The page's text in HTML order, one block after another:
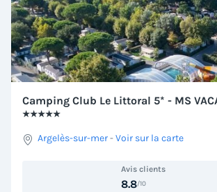
Camping Club Le Littoral 5* - MS
★★★★★
Argelès-sur-mer-Voir sur la carte
Avis clients
8.8/10